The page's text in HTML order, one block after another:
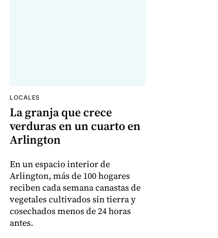
LOCALES
La granja que crece
verduras en un cuarto en
Arlington
En un espacio interior de
Arlington, más de 100 hogares
reciben cada semana canastas de
vegetales cultivados sin tierra y
cosechados menos de 24 horas
antes.